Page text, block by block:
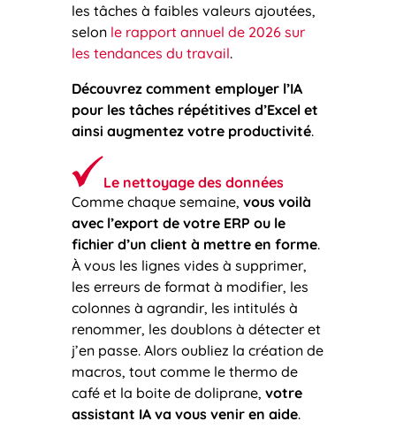
les tâches à faibles valeurs ajoutées,
selon le rapport annuel de 2026 sur
les tendances du travail.
Découvrez comment employer l’IA
pour les tâches répétitives d’Excel et
ainsi augmentez votre productivité.
Le nettoyage des données
Comme chaque semaine, vous voilà
avec l’export de votre ERP ou le
fichier d’un client à mettre en forme.
À vous les lignes vides à supprimer,
les erreurs de format à modifier, les
colonnes à agrandir, les intitulés à
renommer, les doublons à détecter et
j’en passe. Alors oubliez la création de
macros, tout comme le thermo de
café et la boite de doliprane, votre
assistant IA va vous venir en aide.